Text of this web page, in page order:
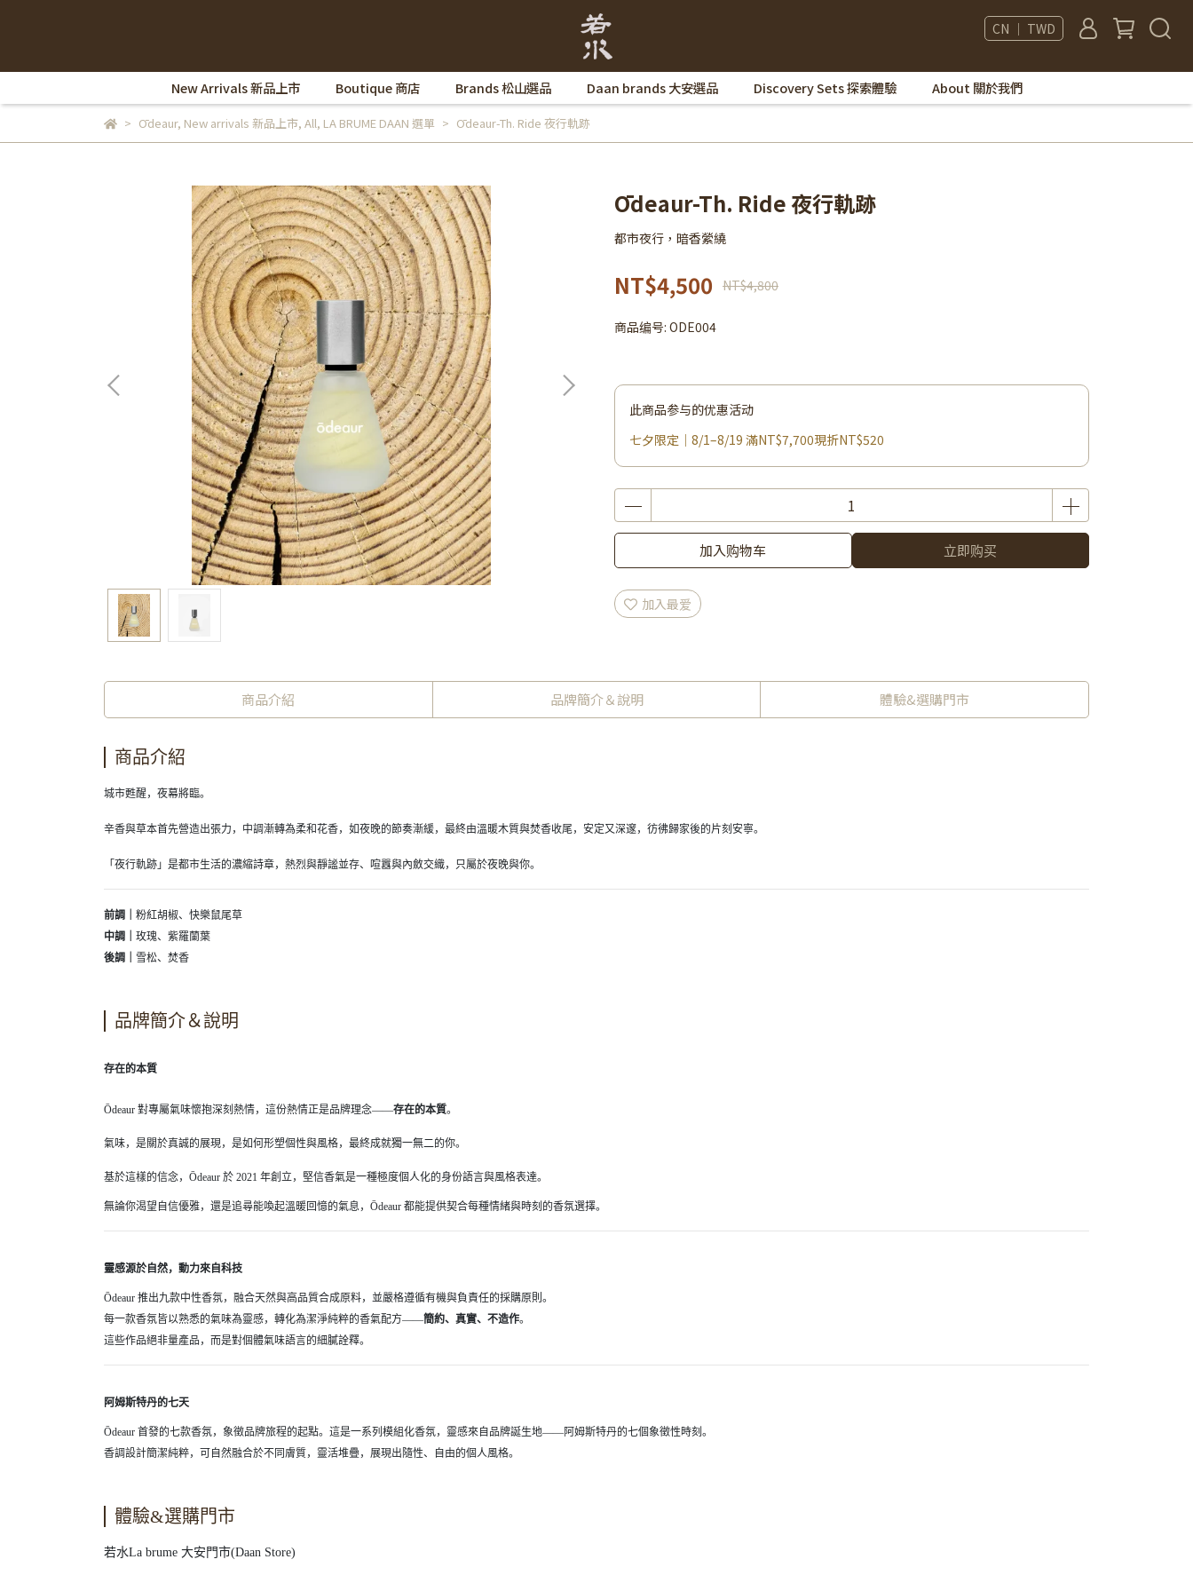
CN ｜ TWD
New Arrivals 新品上市 Boutique 商店 Brands 松山選品 Daan brands 大安選品 Discovery Sets 探索體驗 About 關於我們
Ōdeaur, New arrivals 新品上市, All, LA BRUME DAAN 選單 Ōdeaur-Th. Ride 夜行軌跡
Ōdeaur-Th. Ride 夜行軌跡
都市夜行，暗香縈繞
NT$4,500 NT$4,800
商品编号: ODE004
此商品参与的优惠活动
七夕限定｜8/1–8/19 滿NT$7,700現折NT$520
加入购物车 立即购买
加入最爱
商品介紹 品牌簡介＆說明 體驗&選購門市
商品介紹
城市甦醒，夜幕將臨。
辛香與草本首先營造出張力，中調漸轉為柔和花香，如夜晚的節奏漸緩，最終由溫暖木質與焚香收尾，安定又深邃，彷彿歸家後的片刻安寧。
「夜行軌跡」是都市生活的濃縮詩章，熱烈與靜謐並存、喧囂與內斂交織，只屬於夜晚與你。
前調｜ 粉紅胡椒、快樂鼠尾草
中調｜ 玫瑰、紫羅蘭葉
後調｜ 雪松、焚香
品牌簡介＆說明
存在的本質
Ōdeaur 對專屬氣味懷抱深刻熱情，這份熱情正是品牌理念——存在的本質。
氣味，是關於真誠的展現，是如何形塑個性與風格，最終成就獨一無二的你。
基於這樣的信念，Ōdeaur 於 2021 年創立，堅信香氣是一種極度個人化的身份語言與風格表達。
無論你渴望自信優雅，還是追尋能喚起溫暖回憶的氣息，Ōdeaur 都能提供契合每種情緒與時刻的香氛選擇。
靈感源於自然，動力來自科技
Ōdeaur 推出九款中性香氛，融合天然與高品質合成原料，並嚴格遵循有機與負責任的採購原則。
每一款香氛皆以熟悉的氣味為靈感，轉化為潔淨純粹的香氣配方——簡約、真實、不造作。
這些作品絕非量產品，而是對個體氣味語言的細膩詮釋。
阿姆斯特丹的七天
Ōdeaur 首發的七款香氛，象徵品牌旅程的起點。這是一系列模組化香氛，靈感來自品牌誕生地——阿姆斯特丹的七個象徵性時刻。
香調設計簡潔純粹，可自然融合於不同膚質，靈活堆疊，展現出隨性、自由的個人風格。
體驗&選購門市
若水La brume 大安門市(Daan Store)